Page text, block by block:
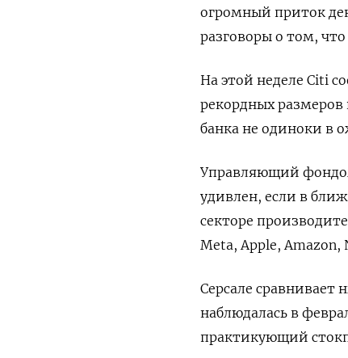
огромный приток
разговоры о том,
На этой неделе Citi
рекордных
банка не одиноки в
Управляющий
удивлен, если в
секторе
Meta, Apple,
Серсале сравнивает
наблюдалась в
практикующий